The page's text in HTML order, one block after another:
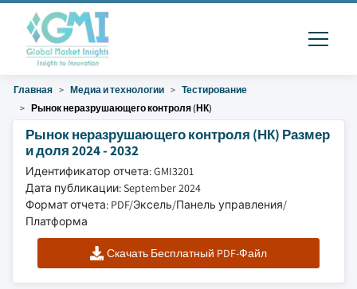
Главная Медиа и технологии
Тестирование
Рынок неразрушающего контроля (НК)
Рынок неразрушающего контроля (НК) Размер
и доля 2024 - 2032
Идентификатор отчета: GMI3201
Дата публикации: September 2024
Формат отчета: PDF/Эксель/Панель управления/
Платформа
Скачать Бесплатный PDF-Файл